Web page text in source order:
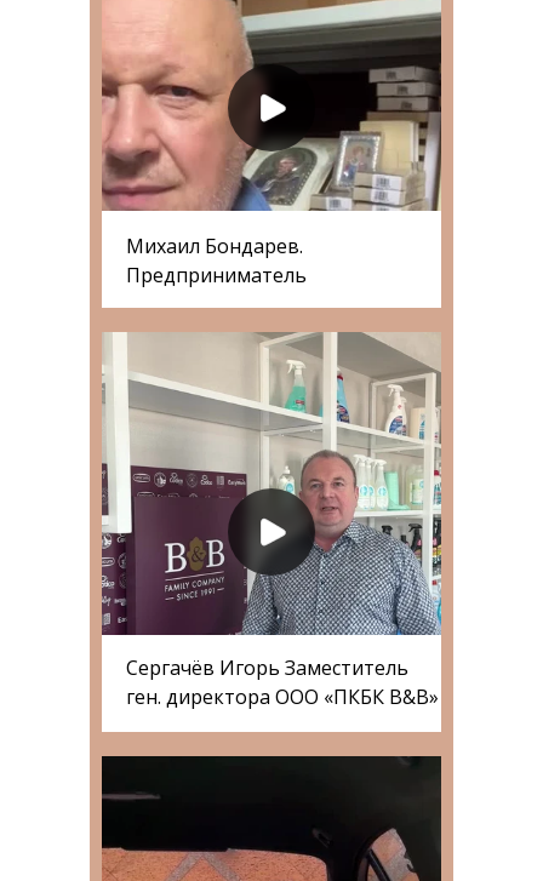
Михаил Бондарев.
Предприниматель
Сергачёв Игорь Заместитель
ген. директора ООО «ПКБК B&B»